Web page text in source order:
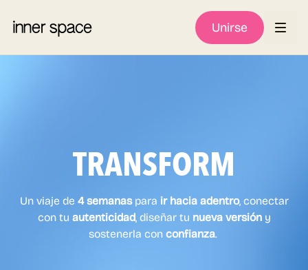
Unirse
TRANSFORM
Un viaje de 4 semanaspara ir hacia adentro, conectar
con tu autenticidad, diseñar tu nueva versióny
sostenerla con confianza.